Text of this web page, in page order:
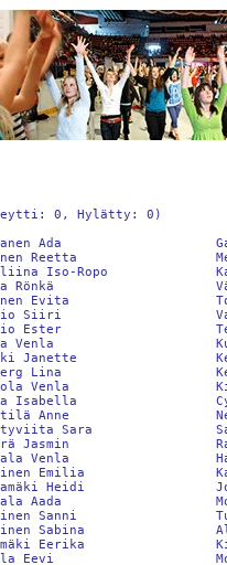
0, Hylätty: 0)
Ada
Reetta
Iso-Ropo
Rönkä
Evita
Siiri
Ester
Venla
Janette
Lina
Venla
Isabella
Anne
Sara
Jasmin
Venla
Emilia
Heidi
Aada
Sanni
Sabina
Eerika
Eevi